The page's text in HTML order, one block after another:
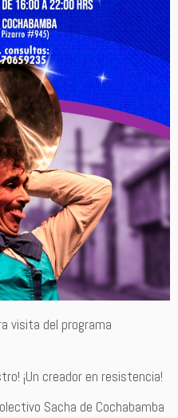
visita del programa
¡Un creador en resistencia!
Sacha de Cochabamba